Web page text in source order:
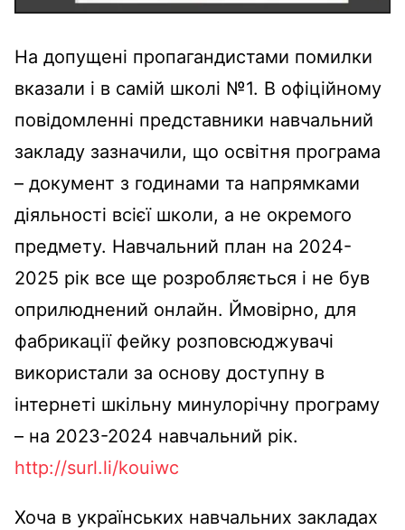
На допущені пропагандистами помилки
вказали і в самій школі №1. В офіційному
повідомленні представники навчальний
закладу зазначили, що освітня програма
– документ з годинами та напрямками
діяльності всієї школи, а не окремого
предмету. Навчальний план на 2024-
2025 рік все ще розробляється і не був
оприлюднений онлайн. Ймовірно, для
фабрикації фейку розповсюджувачі
використали за основу доступну в
інтернеті шкільну минулорічну програму
– на 2023-2024 навчальний рік.
http://surl.li/kouiwc
Хоча в українських навчальних закладах